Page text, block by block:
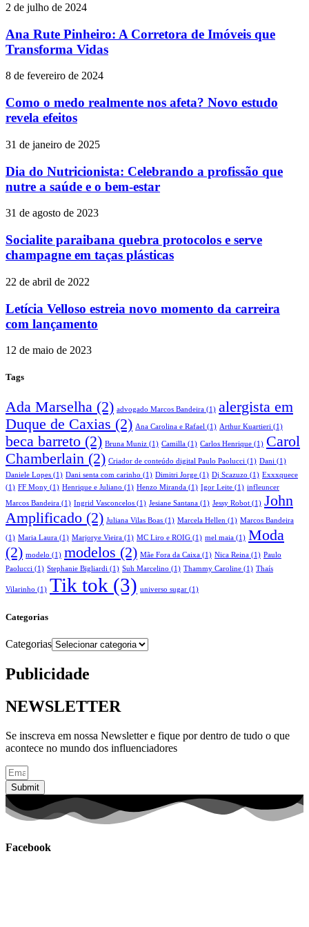
2 de julho de 2024
Ana Rute Pinheiro: A Corretora de Imóveis que
Transforma Vidas
8 de fevereiro de 2024
Como o medo realmente nos afeta? Novo estudo
revela efeitos
31 de janeiro de 2025
Dia do Nutricionista: Celebrando a profissão que
nutre a saúde e o bem-estar
31 de agosto de 2023
Socialite paraibana quebra protocolos e serve
champagne em taças plásticas
22 de abril de 2022
Letícia Velloso estreia novo momento da carreira
com lançamento
12 de maio de 2023
Tags
Ada Marselha (2) advogado Marcos Bandeira (1) alergista em
Duque de Caxias (2) Ana Carolina e Rafael (1) Arthur Kuartieri (1)
beca barreto (2) Bruna Muniz (1) Camilla (1) Carlos Henrique (1) Carol
Chamberlain (2) Criador de conteúdo digital Paulo Paolucci (1) Dani (1)
Daniele Lopes (1) Dani senta com carinho (1) Dimitri Jorge (1) Dj Scazuzo (1) Exxxquece
(1) FF Mony (1) Henrique e Juliano (1) Henzo Miranda (1) Igor Leite (1) infleuncer
Marcos Bandeira (1) Ingrid Vasconcelos (1) Jesiane Santana (1) Jessy Robot (1) John
Amplificado (2) Juliana Vilas Boas (1) Marcela Hellen (1) Marcos Bandeira
(1) Maria Laura (1) Marjorye Vieira (1) MC Liro e ROIG (1) mel maia (1) Moda
(2) modelo (1) modelos (2) Mãe Fora da Caixa (1) Nica Reina (1) Paulo
Paolucci (1) Stephanie Bigliardi (1) Suh Marcelino (1) Thammy Caroline (1) Thaís
Vilarinho (1) Tik tok (3) universo sugar (1)
Categorias
Categorias
Publicidade
NEWSLETTER
Se inscreva em nossa Newsletter e fique por dentro de tudo o que
acontece no mundo dos influenciadores
Submit
Facebook